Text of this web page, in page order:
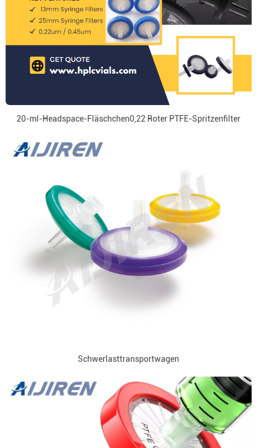
20-ml-Headspace-Fläschchen0,22 Roter PTFE-Spritzenfilter
Schwerlasttransportwagen